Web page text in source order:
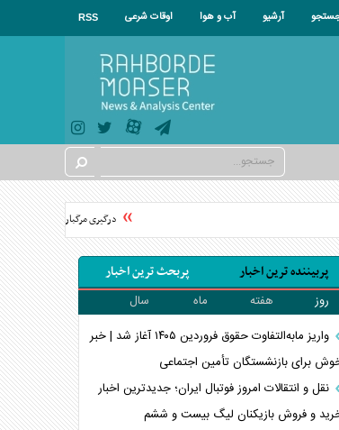
آرشیو آب و هوا اوقات شرعی RSS
درگیری مرگبار میان سه برادر و
پربیننده ترین اخبار پربحث ترین اخبار
روز هفته ماه
سال
واریز مابه‌التفاوت حقوق فروردین ۱۴۰۵ آغاز شد | خبر
برای بازنشستگان تأمین اجتماعی
نقل و انتقالات امروز فوتبال ایران؛ جدیدترین اخبار
و فروش بازیکنان لیگ بیست و ششم